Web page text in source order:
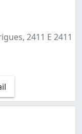
2411 E 2411